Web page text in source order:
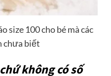
size 100 cho bé mà các
chưa biết
không có số